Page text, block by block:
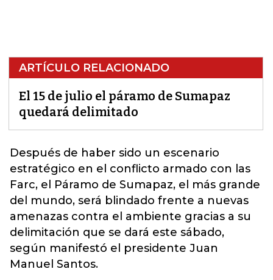
ARTÍCULO RELACIONADO
El 15 de julio el páramo de Sumapaz
quedará delimitado
Después de haber sido un escenario
estratégico en el conflicto armado con las
Farc, el Páramo de Sumapaz, el más grande
del mundo, será blindado frente a nuevas
amenazas contra el ambiente gracias a su
delimitación que se dará este sábado,
según manifestó el presidente Juan
Manuel Santos.